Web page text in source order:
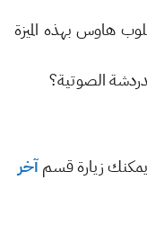
هاوس بهذه الميزة
الصوتية؟
زيارة قسمآخر